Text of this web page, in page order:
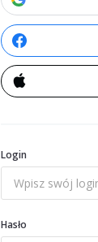
Login
Hasło